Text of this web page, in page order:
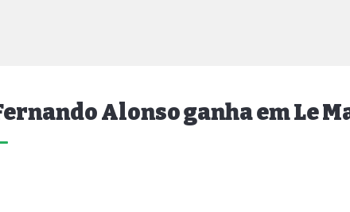
Alonso ganha em Le